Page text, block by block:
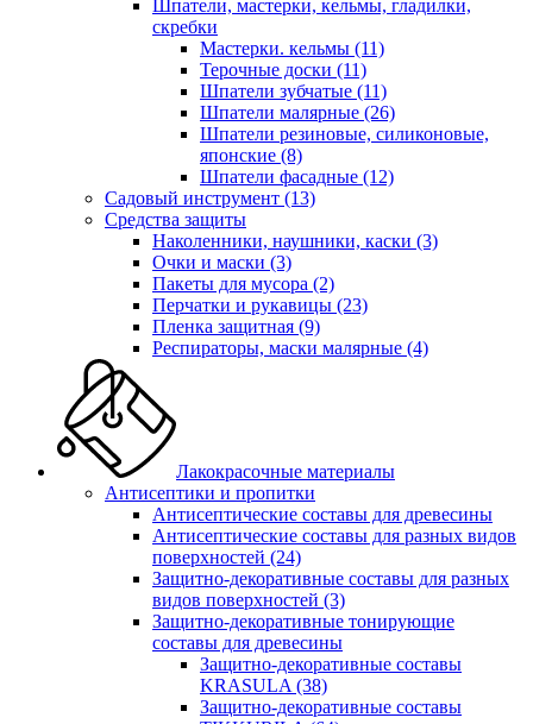
Шпатели, мастерки, кельмы, гладилки,
скребки
Мастерки. кельмы (11)
Терочные доски (11)
Шпатели зубчатые (11)
Шпатели малярные (26)
Шпатели резиновые, силиконовые,
японские (8)
Шпатели фасадные (12)
Садовый инструмент (13)
Средства защиты
Наколенники, наушники, каски (3)
Очки и маски (3)
Пакеты для мусора (2)
Перчатки и рукавицы (23)
Пленка защитная (9)
Респираторы, маски малярные (4)
Лакокрасочные материалы
Антисептики и пропитки
Антисептические составы для древесины
Антисептические составы для разных видов
поверхностей (24)
Защитно-декоративные составы для разных
видов поверхностей (3)
Защитно-декоративные тонирующие
составы для древесины
Защитно-декоративные составы
KRASULA (38)
Защитно-декоративные составы